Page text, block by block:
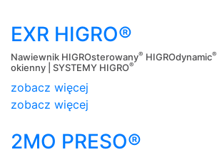
EXR HIGRO®
Nawiewnik HIGROsterowany® HIGROdynamic®
okienny | SYSTEMY HIGRO®
zobacz więcej
zobacz więcej
2MO PRESO®